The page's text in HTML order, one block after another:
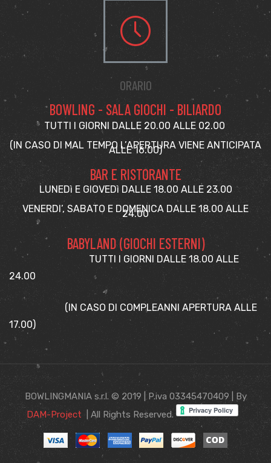
ORARIO
BOWLING - SALA GIOCHI - BILIARDO
TUTTI I GIORNI DALLE 20.00 ALLE 02.00
(IN CASO DI MAL TEMPO L’APERTURA VIENE ANTICIPATA
ALLE 16.00)
BAR E RISTORANTE
LUNEDì E GIOVEDì DALLE 18.00 ALLE 23.00
VENERDI’, SABATO E DOMENICA DALLE 18.00 ALLE
24.00
BABYLAND (GIOCHI ESTERNI)
TUTTI I GIORNI DALLE 18.00 ALLE
24.00
(IN CASO DI COMPLEANNI APERTURA ALLE
17.00)
BOWLINGMANIA s.r.l. © 2019 | P.iva 03345470409 | By
DAM-Project | All Rights Reserved.